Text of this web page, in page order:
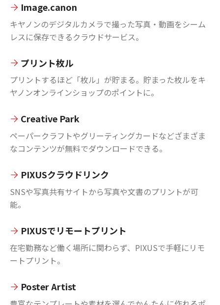
Image.canon
キヤノンのデジタルカメラで撮った写真・動画をシーム
レスに保存できるクラウドサービス。
プリント枚ル
プリントするほど「枚ル」が貯まる。貯まった枚ルをキ
ヤノンオンラインショップのポイントに。
Creative Park
ペーパークラフトやグリーティングカードなどざまざま
なコンテンツが無料でダウンロードできる。
PIXUSクラウドリンク
SNSや写真共有サイトから写真や文書のプリントが可
能。
PIXUSでリモートプリント
在宅勤務など働く場所に関わらず、PIXUSで手軽にリモ
ートプリント。
Poster Artist